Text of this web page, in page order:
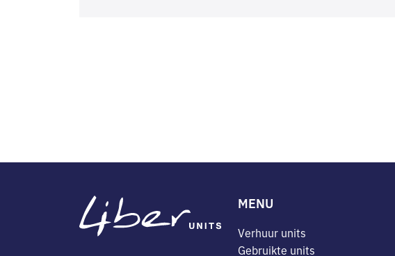
MENU
Verhuur units
Gebruikte units